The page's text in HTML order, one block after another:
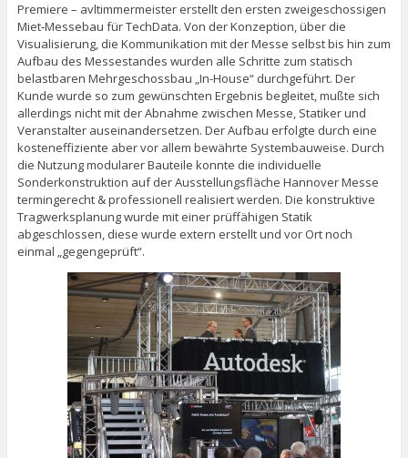
Premiere – avltimmermeister erstellt den ersten zweigeschossigen
Miet-Messebau für TechData. Von der Konzeption, über die
Visualisierung, die Kommunikation mit der Messe selbst bis hin zum
Aufbau des Messestandes wurden alle Schritte zum statisch
belastbaren Mehrgeschossbau „In-House“ durchgeführt. Der
Kunde wurde so zum gewünschten Ergebnis begleitet, mußte sich
allerdings nicht mit der Abnahme zwischen Messe, Statiker und
Veranstalter auseinandersetzen. Der Aufbau erfolgte durch eine
kosteneffiziente aber vor allem bewährte Systembauweise. Durch
die Nutzung modularer Bauteile konnte die individuelle
Sonderkonstruktion auf der Ausstellungsfläche Hannover Messe
termingerecht & professionell realisiert werden. Die konstruktive
Tragwerksplanung wurde mit einer prüffähigen Statik
abgeschlossen, diese wurde extern erstellt und vor Ort noch
einmal „gegengeprüft“.